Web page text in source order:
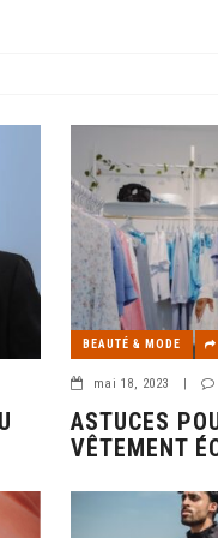
BEAUTÉ & MODE
mai 18, 2023 |
ASTUCES
VÊTEMENT